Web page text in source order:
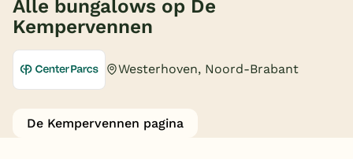
Vakantiehuizen
Onze vakantiegidsen
Vakantieparken
Alle bungalows op De
Kempervennen
Westerhoven, Noord-Brabant
De Kempervennen pagina
Type
Wellness bungalow(3)